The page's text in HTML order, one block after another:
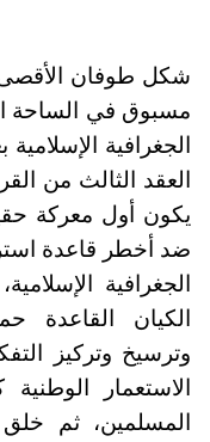
شكل طوفان الأقصى
مسبوق في الساحة
الجغرافية
العقد الثالث من
يكون أول معركة
ضد أخطر قاعدة
الجغرافية
الكيان القاعدة
وترسيخ وتركيز
الاستعمار
المسلمين، ثم خلق